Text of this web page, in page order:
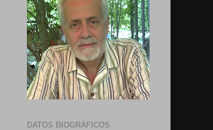
DATOS BIOGRÁFICOS